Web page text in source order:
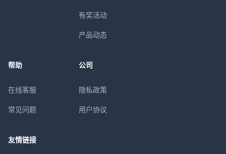
有奖活动
产品动态
帮助
在线客服
常见问题
公司
隐私政策
用户协议
友情链接